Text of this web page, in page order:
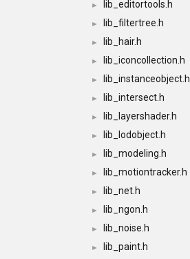
► lib_editortools.h
► lib_filtertree.h
► lib_hair.h
► lib_iconcollection.h
► lib_instanceobject.h
► lib_intersect.h
► lib_layershader.h
► lib_lodobject.h
► lib_modeling.h
► lib_motiontracker.h
► lib_net.h
► lib_ngon.h
► lib_noise.h
► lib_paint.h